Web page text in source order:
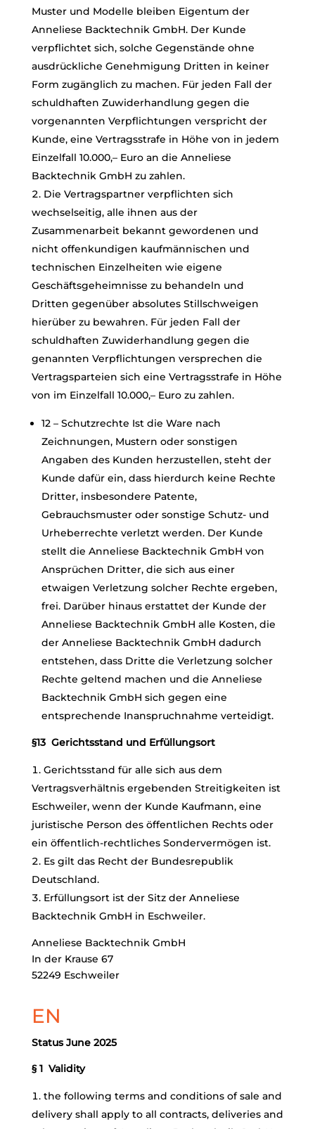
Muster und Modelle bleiben Eigentum der
Anneliese Backtechnik GmbH. Der Kunde
verpflichtet sich, solche Gegenstände ohne
ausdrückliche Genehmigung Dritten in keiner
Form zugänglich zu machen. Für jeden Fall der
schuldhaften Zuwiderhandlung gegen die
vorgenannten Verpflichtungen verspricht der
Kunde, eine Vertragsstrafe in Höhe von in jedem
Einzelfall 10.000,– Euro an die Anneliese
Backtechnik GmbH zu zahlen.
Die Vertragspartner verpflichten sich
wechselseitig, alle ihnen aus der
Zusammenarbeit bekannt gewordenen und
nicht offenkundigen kaufmännischen und
technischen Einzelheiten wie eigene
Geschäftsgeheimnisse zu behandeln und
Dritten gegenüber absolutes Stillschweigen
hierüber zu bewahren. Für jeden Fall der
schuldhaften Zuwiderhandlung gegen die
genannten Verpflichtungen versprechen die
Vertragsparteien sich eine Vertragsstrafe in Höhe
von im Einzelfall 10.000,– Euro zu zahlen.
12 – Schutzrechte Ist die Ware nach
Zeichnungen, Mustern oder sonstigen
Angaben des Kunden herzustellen, steht der
Kunde dafür ein, dass hierdurch keine Rechte
Dritter, insbesondere Patente,
Gebrauchsmuster oder sonstige Schutz- und
Urheberrechte verletzt werden. Der Kunde
stellt die Anneliese Backtechnik GmbH von
Ansprüchen Dritter, die sich aus einer
etwaigen Verletzung solcher Rechte ergeben,
frei. Darüber hinaus erstattet der Kunde der
Anneliese Backtechnik GmbH alle Kosten, die
der Anneliese Backtechnik GmbH dadurch
entstehen, dass Dritte die Verletzung solcher
Rechte geltend machen und die Anneliese
Backtechnik GmbH sich gegen eine
entsprechende Inanspruchnahme verteidigt.
§13 Gerichtsstand und Erfüllungsort
Gerichtsstand für alle sich aus dem
Vertragsverhältnis ergebenden Streitigkeiten ist
Eschweiler, wenn der Kunde Kaufmann, eine
juristische Person des öffentlichen Rechts oder
ein öffentlich-rechtliches Sondervermögen ist.
Es gilt das Recht der Bundesrepublik
Deutschland.
Erfüllungsort ist der Sitz der Anneliese
Backtechnik GmbH in Eschweiler.
Anneliese Backtechnik GmbH
In der Krause 67
52249 Eschweiler
EN
Status June 2025
§ 1 Validity
the following terms and conditions of sale and
delivery shall apply to all contracts, deliveries and